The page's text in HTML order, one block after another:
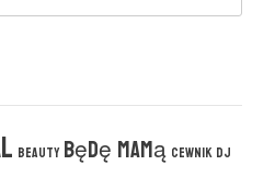
beauty będę mamą cewnik DJ